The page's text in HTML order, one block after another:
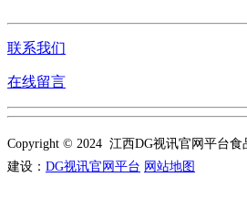
联系我们
在线留言
Copyright © 2024 江西DG视讯官网平台
建设： DG视讯官网平台 网站地图